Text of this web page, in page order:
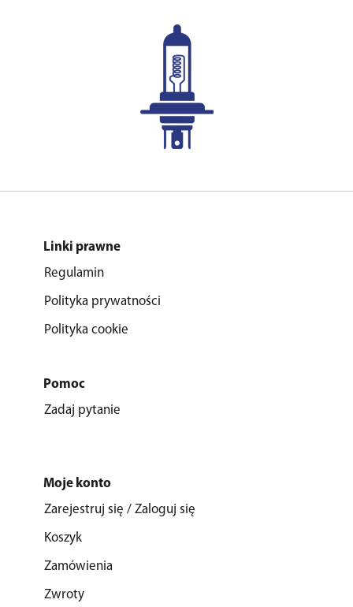
Linki prawne
Regulamin
Polityka prywatności
Polityka cookie
Pomoc
Zadaj pytanie
Moje konto
Zarejestruj się / Zaloguj się
Koszyk
Zamówienia
Zwroty